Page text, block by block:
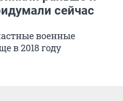
сейчас
военные
в 2018 году